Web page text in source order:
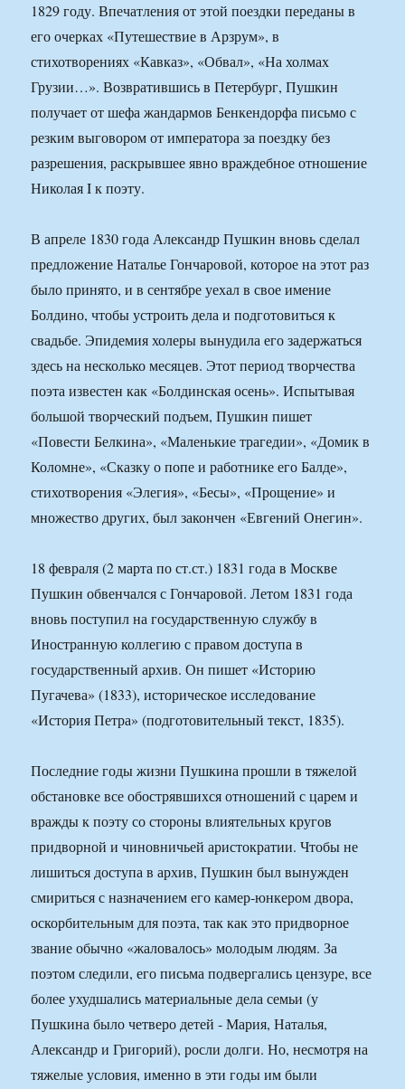
1829 году. Впечатления от этой поездки переданы в
его очерках «Путешествие в Арзрум», в
стихотворениях «Кавказ», «Обвал», «На холмах
Грузии…». Возвратившись в Петербург, Пушкин
получает от шефа жандармов Бенкендорфа письмо с
резким выговором от императора за поездку без
разрешения, раскрывшее явно враждебное отношение
Николая I к поэту.
В апреле 1830 года Александр Пушкин вновь сделал
предложение Наталье Гончаровой, которое на этот раз
было принято, и в сентябре уехал в свое имение
Болдино, чтобы устроить дела и подготовиться к
свадьбе. Эпидемия холеры вынудила его задержаться
здесь на несколько месяцев. Этот период творчества
поэта известен как «Болдинская осень». Испытывая
большой творческий подъем, Пушкин пишет
«Повести Белкина», «Маленькие трагедии», «Домик в
Коломне», «Сказку о попе и работнике его Балде»,
стихотворения «Элегия», «Бесы», «Прощение» и
множество других, был закончен «Евгений Онегин».
18 февраля (2 марта по ст.ст.) 1831 года в Москве
Пушкин обвенчался с Гончаровой. Летом 1831 года
вновь поступил на государственную службу в
Иностранную коллегию с правом доступа в
государственный архив. Он пишет «Историю
Пугачева» (1833), историческое исследование
«История Петра» (подготовительный текст, 1835).
Последние годы жизни Пушкина прошли в тяжелой
обстановке все обострявшихся отношений с царем и
вражды к поэту со стороны влиятельных кругов
придворной и чиновничьей аристократии. Чтобы не
лишиться доступа в архив, Пушкин был вынужден
смириться с назначением его камер‑юнкером двора,
оскорбительным для поэта, так как это придворное
звание обычно «жаловалось» молодым людям. За
поэтом следили, его письма подвергались цензуре, все
более ухудшались материальные дела семьи (у
Пушкина было четверо детей ‑ Мария, Наталья,
Александр и Григорий), росли долги. Но, несмотря на
тяжелые условия, именно в эти годы им были